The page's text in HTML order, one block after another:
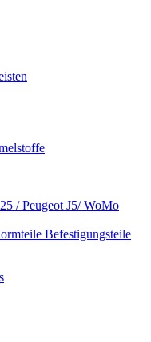
/ Peugeot J5/ WoMo
Befestigungsteile